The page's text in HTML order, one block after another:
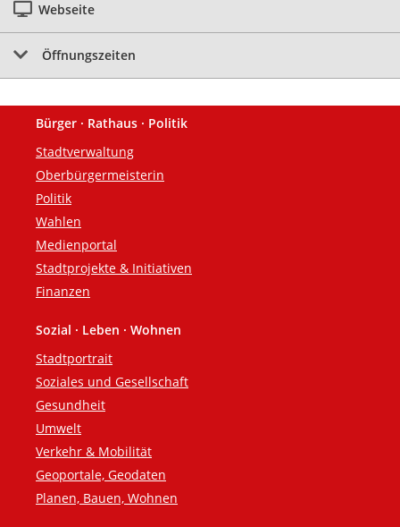
Webseite
Öffnungszeiten
Fußzeile
Bürger · Rathaus · Politik
Stadtverwaltung
Oberbürgermeisterin
Politik
Wahlen
Medienportal
Stadtprojekte & Initiativen
Finanzen
Sozial · Leben · Wohnen
Stadtportrait
Soziales und Gesellschaft
Gesundheit
Umwelt
Verkehr & Mobilität
Geoportale, Geodaten
Planen, Bauen, Wohnen